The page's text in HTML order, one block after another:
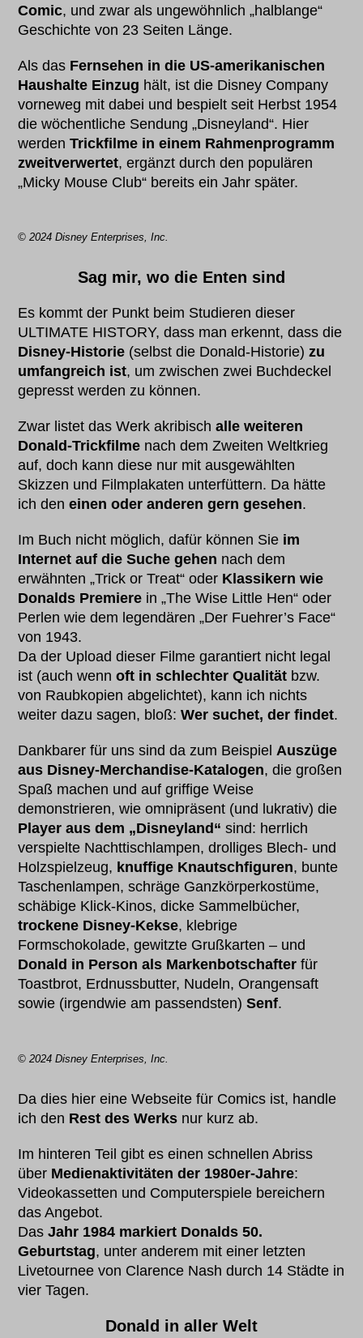
Comic, und zwar als ungewöhnlich „halblange“
Geschichte von 23 Seiten Länge.
Als das Fernsehen in die US-amerikanischen
Haushalte Einzug hält, ist die Disney Company
vorneweg mit dabei und bespielt seit Herbst 1954
die wöchentliche Sendung „Disneyland“. Hier
werdenTrickfilme in einem Rahmenprogramm
zweitverwertet, ergänzt durch den populären
„Micky Mouse Club“ bereits ein Jahr später.
© 2024 Disney Enterprises, Inc.
Sag mir, wo die Enten sind
Es kommt der Punkt beim Studieren dieser
ULTIMATE HISTORY, dass man erkennt, dass die
Disney-Historie (selbst die Donald-Historie)zu
umfangreich ist, um zwischen zwei Buchdeckel
gepresst werden zu können.
Zwar listet das Werk akribischalle weiteren
Donald-Trickfilme nach dem Zweiten Weltkrieg
auf, doch kann diese nur mit ausgewählten
Skizzen und Filmplakaten unterfüttern. Da hätte
ich deneinen oder anderen gern gesehen.
Im Buch nicht möglich, dafür können Sie im
Internet auf die Suche gehen nach dem
erwähnten „Trick or Treat“ oder Klassikern wie
Donalds Premiere in „The Wise Little Hen“ oder
Perlen wie dem legendären „Der Fuehrer’s Face“
von 1943.
Da der Upload dieser Filme garantiert nicht legal
ist (auch wennoft in schlechter Qualität bzw.
von Raubkopien abgelichtet), kann ich nichts
weiter dazu sagen, bloß:Wer suchet, der findet.
Dankbarer für uns sind da zum BeispielAuszüge
aus Disney-Merchandise-Katalogen, die großen
Spaß machen und auf griffige Weise
demonstrieren, wie omnipräsent (und lukrativ) die
Player aus dem „Disneyland“ sind: herrlich
verspielte Nachttischlampen, drolliges Blech- und
Holzspielzeug, knuffige Knautschfiguren, bunte
Taschenlampen, schräge Ganzkörperkostüme,
schäbige Klick-Kinos, dicke Sammelbücher,
trockene Disney-Kekse, klebrige
Formschokolade, gewitzte Grußkarten – und
Donald in Person als Markenbotschafter für
Toastbrot, Erdnussbutter, Nudeln, Orangensaft
sowie (irgendwie am passendsten)Senf.
© 2024 Disney Enterprises, Inc.
Da dies hier eine Webseite für Comics ist, handle
ich den Rest des Werks nur kurz ab.
Im hinteren Teil gibt es einen schnellen Abriss
über Medienaktivitäten der 1980er-Jahre:
Videokassetten und Computerspiele bereichern
das Angebot.
DasJahr 1984 markiert Donalds 50.
Geburtstag, unter anderem mit einer letzten
Livetournee von Clarence Nash durch 14 Städte in
vier Tagen.
Donald in aller Welt